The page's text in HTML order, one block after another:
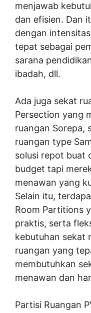
menjawab
dan efisien. Dan
dengan
tepat sebagai
sarana
ibadah, dll.
Ada juga sekat
Persection yang
ruangan Sorepa,
ruangan type
solusi repot buat
budget tapi
menawan yang
Selain itu,
Room Partitions
praktis, serta
kebutuhan sekat
ruangan yang
membutuhkan
menawan dan
Partisi Ruangan